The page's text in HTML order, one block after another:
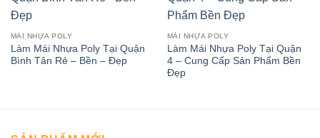
MÁI NHỰA POLY
Làm Mái Nhựa Poly Tại Quận
Bình Tân Rẻ – Bền – Đẹp
MÁI NHỰA POLY
Làm Mái Nhựa Poly Tại Quận
4 – Cung Cấp Sản Phẩm Bền
Đẹp